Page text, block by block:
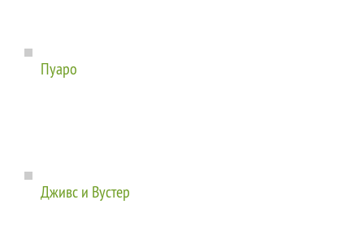
Пуаро
Дживс и Вустер